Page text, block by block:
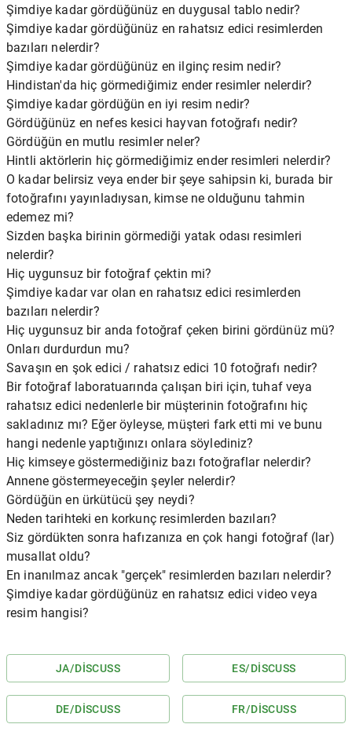
Şimdiye kadar gördüğünüz en duygusal tablo nedir?
Şimdiye kadar gördüğünüz en rahatsız edici resimlerden
bazıları nelerdir?
Şimdiye kadar gördüğünüz en ilginç resim nedir?
Hindistan'da hiç görmediğimiz ender resimler nelerdir?
Şimdiye kadar gördüğün en iyi resim nedir?
Gördüğünüz en nefes kesici hayvan fotoğrafı nedir?
Gördüğün en mutlu resimler neler?
Hintli aktörlerin hiç görmediğimiz ender resimleri nelerdir?
O kadar belirsiz veya ender bir şeye sahipsin ki, burada bir
fotoğrafını yayınladıysan, kimse ne olduğunu tahmin
edemez mi?
Sizden başka birinin görmediği yatak odası resimleri
nelerdir?
Hiç uygunsuz bir fotoğraf çektin mi?
Şimdiye kadar var olan en rahatsız edici resimlerden
bazıları nelerdir?
Hiç uygunsuz bir anda fotoğraf çeken birini gördünüz mü?
Onları durdurdun mu?
Savaşın en şok edici / rahatsız edici 10 fotoğrafı nedir?
Bir fotoğraf laboratuarında çalışan biri için, tuhaf veya
rahatsız edici nedenlerle bir müşterinin fotoğrafını hiç
sakladınız mı? Eğer öyleyse, müşteri fark etti mi ve bunu
hangi nedenle yaptığınızı onlara söylediniz?
Hiç kimseye göstermediğiniz bazı fotoğraflar nelerdir?
Annene göstermeyeceğin şeyler nelerdir?
Gördüğün en ürkütücü şey neydi?
Neden tarihteki en korkunç resimlerden bazıları?
Siz gördükten sonra hafızanıza en çok hangi fotoğraf (lar)
musallat oldu?
En inanılmaz ancak "gerçek" resimlerden bazıları nelerdir?
Şimdiye kadar gördüğünüz en rahatsız edici video veya
resim hangisi?
JA/DISCUSS ES/DISCUSS
DE/DISCUSS FR/DISCUSS